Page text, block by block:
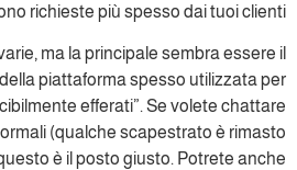
richieste più spesso dai tuoi clienti.
ma la principale sembra essere il
piattaforma spesso utilizzata per
efferati”. Se volete chattare
(qualche scapestrato è rimasto
è il posto giusto. Potrete anche